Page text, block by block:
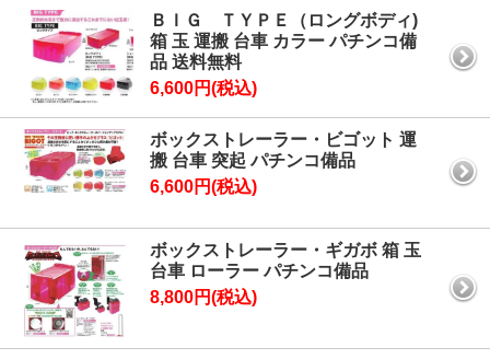
ＢＩＧ ＴＹＰＥ（ロングボディ)
箱 玉 運搬 台車 カラー パチンコ備
品 送料無料
6,600円(税込)
ボックストレーラー・ビゴット 運
搬 台車 突起 パチンコ備品
6,600円(税込)
ボックストレーラー・ギガボ 箱 玉
台車 ローラー パチンコ備品
8,800円(税込)